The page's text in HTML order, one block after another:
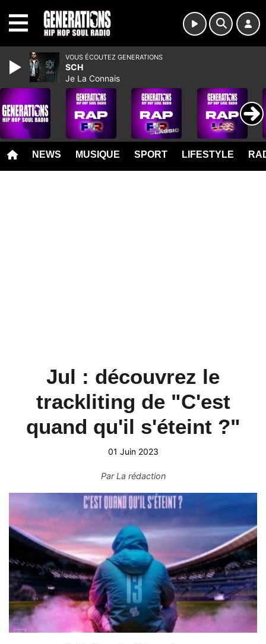
NEWS MUSIQUE SPORT LIFESTYLE
Jul : découvrez le
trackliting de "C'est
quand qu'il s'éteint ?"
01 Juin 2023
ParLa rédaction
VOUS ÉCOUTEZ GENERATIONS
SCH
Je La Connais